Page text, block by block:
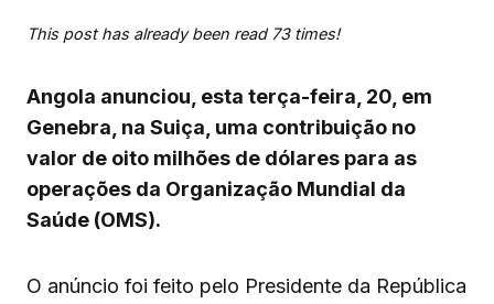
This post has already been read 73 times!
Angola anunciou, esta terça-feira, 20, em
Genebra, na Suiça, uma contribuição no
valor de oito milhões de dólares para as
operações da Organização Mundial da
Saúde (OMS).
O anúncio foi feito pelo Presidente da República